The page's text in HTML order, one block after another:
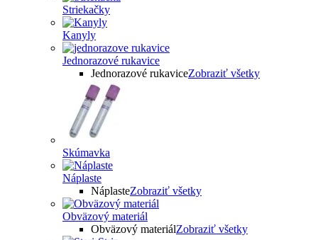
Striekačky
Kanyly
Jednorazové rukavice
Jednorazové rukaviceZobraziť všetky
Skúmavka
Náplaste
NáplasteZobraziť všetky
Obväzový materiál
Obväzový materiálZobraziť všetky